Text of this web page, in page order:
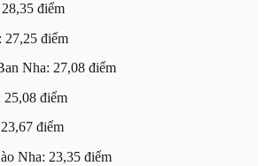
điểm
27,25 điểm
Nha: 27,08 điểm
điểm
điểm
Nha: 23,35 điểm